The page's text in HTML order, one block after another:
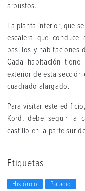
arbustos.
La planta inferior, que
escalera que
pasillos y habitaciones
Cada habitación
exterior de esta
cuadrado alargado.
Para visitar este
Kord, debe seguir la
castillo en la parte sur
Etiquetas
Histórico Palacio